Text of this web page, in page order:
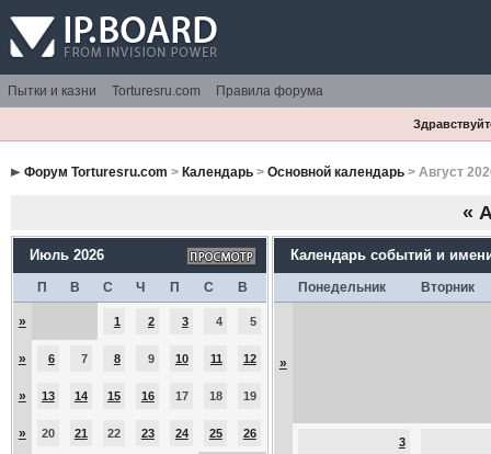
Пытки и казни Torturesru.com Правила форума
Форум Torturesru.com > Календарь> Основной календарь> Август
«
Июль 2026
П В С Ч П С В
» 1 2 3 4 5
» 6 7 8 9 10 11 12
» 13 14 15 16 17 18 19
» 20 21 22 23 24 25 26
Календарь событий и
Понедельник Вторник
»
3